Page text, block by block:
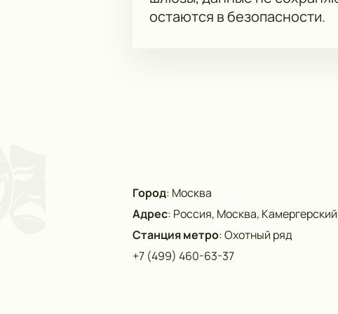
остаются в безопасности.
Город: Москва
Адрес: Россия, Москва, Камергерский
Станция метро:Охотный ряд
+7 (499) 460-63-37